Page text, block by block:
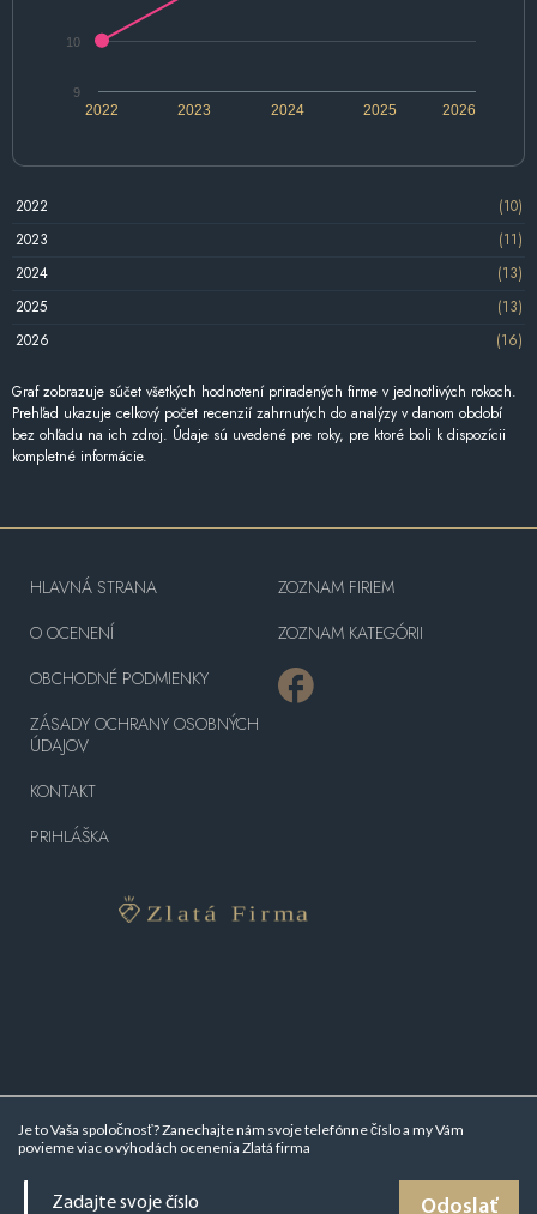
2022 2024 2026
2023 2025
9
10
2022
(10)
2023
(11)
2024
(13)
2025
(13)
2026
(16)
Graf zobrazuje súčet všetkých hodnotení priradených firme v jednotlivých rokoch.
Prehľad ukazuje celkový počet recenzií zahrnutých do analýzy v danom období
bez ohľadu na ich zdroj. Údaje sú uvedené pre roky, pre ktoré boli k dispozícii
kompletné informácie.
Je to Vaša spoločnosť? Zanechajte nám svoje telefónne číslo a my Vám
povieme viac ovýhodách ocenenia Zlatá firma
Odoslať
HLAVNÁ STRANA
O OCENENÍ
OBCHODNÉ PODMIENKY
ZÁSADY OCHRANY OSOBNÝCH
ÚDAJOV
KONTAKT
PRIHLÁŠKA
ZOZNAM FIRIEM
ZOZNAM KATEGÓRII